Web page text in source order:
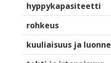
hyppykapasiteetti
rohkeus
kuuliaisuus ja luonne